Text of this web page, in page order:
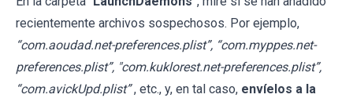
recientemente archivos sospechosos. Por ejemplo,
“com.aoudad.net-preferences.plist”, “com.myppes.net-
preferences.plist”, "com.kuklorest.net-preferences.plist”,
“com.avickUpd.plist” , etc., y, en tal caso, envíelos a la